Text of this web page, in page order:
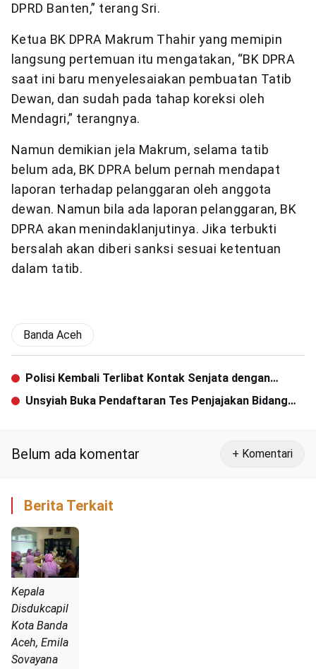
DPRD Banten,” terang Sri.
Ketua BK DPRA Makrum Thahir yang memipin
langsung pertemuan itu mengatakan, “BK DPRA
saat ini baru menyelesaiakan pembuatan Tatib
Dewan, dan sudah pada tahap koreksi oleh
Mendagri,” terangnya.
Namun demikian jela Makrum, selama tatib
belum ada, BK DPRA belum pernah mendapat
laporan terhadap pelanggaran oleh anggota
dewan. Namun bila ada laporan pelanggaran, BK
DPRA akan menindaklanjutinya. Jika terbukti
bersalah akan diberi sanksi sesuai ketentuan
dalam tatib.
Banda Aceh
Polisi Kembali Terlibat Kontak Senjata dengan
Kelompok Bersenjata
Unsyiah Buka Pendaftaran Tes Penjajakan Bidang
Belum ada komentar + Komentari
Berita Terkait
Kepala
Disdukcapil
Kota Banda
Aceh, Emila
Sovayana